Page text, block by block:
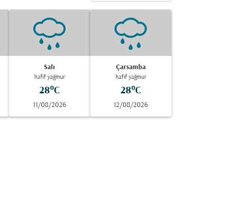
Salı
hafif yağmur
28°C
11/08/2026
Çarsamba
hafif yağmur
28°C
12/08/2026